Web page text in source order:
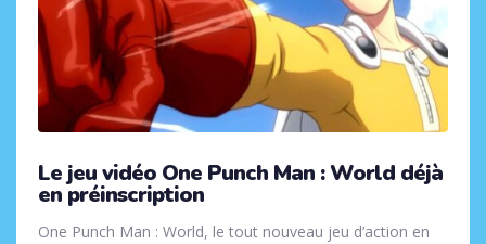
Le jeu vidéo One Punch Man : World déjà
en préinscription
One Punch Man : World, le tout nouveau jeu d’action en